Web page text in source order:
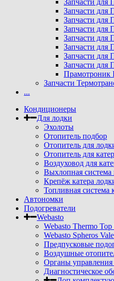
Запчасти для
Запчасти для
Запчасти для
Запчасти для
Запчасти
Запчасти
Запчасти
Запчасти
Прамотроник
Запчасти
...
Кондиционеры
Для лодки
Эхолоты
Отопитель подбор
Отопитель для
Отопитель для
Воздуховод для
Выхлопная система
Крепёж катера
Топливная система
Автономки
Подогреватели
Webasto
Webasto Thermo
Webasto Spheros
Предпусковые
Воздушные
Органы управления
Диагностическое